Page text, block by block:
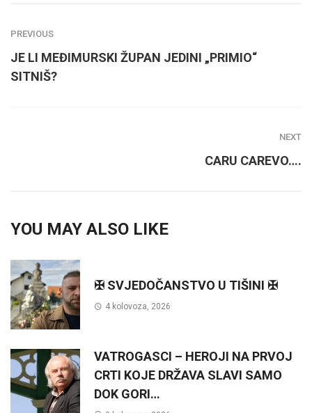
PREVIOUS
JE LI MEĐIMURSKI ŽUPAN JEDINI „PRIMIO“
SITNIŠ?
NEXT
CARU CAREVO….
YOU MAY ALSO LIKE
✠ SVJEDOČANSTVO U TIŠINI ✠
4 kolovoza, 2026
VATROGASCI – HEROJI NA PRVOJ
CRTI KOJE DRŽAVA SLAVI SAMO
DOK GORI…